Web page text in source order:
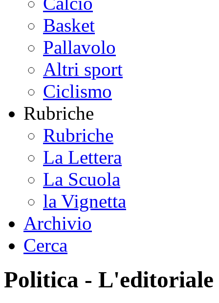
Basket
Pallavolo
Altri sport
Ciclismo
Rubriche
Rubriche
La Lettera
La Scuola
la Vignetta
Archivio
Cerca
Politica - L'editoriale